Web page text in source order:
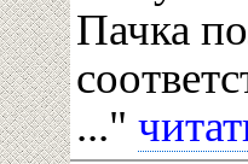
Пачка
..."